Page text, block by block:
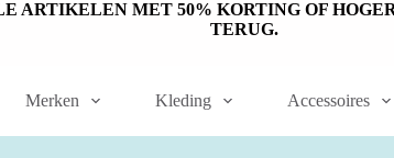
ARTIKELEN MET 50% KORTING OF
TERUG.
Merken Kleding Accessoires